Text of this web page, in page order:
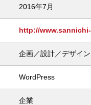
2016年7月
http://
企画／設計／デザイ
WordPress
企業